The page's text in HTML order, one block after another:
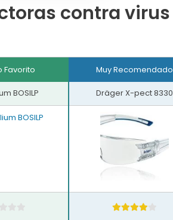
contra virus
Favorito
BOSILP
Muy Recomendado
Dräger X-pect 8330